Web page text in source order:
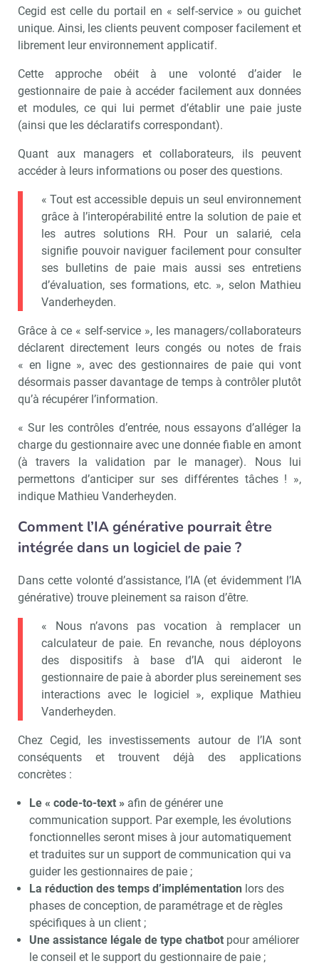
Cegid est celle du portail en « self-service » ou guichet
unique. Ainsi, les clients peuvent composer facilement et
librement leur environnement applicatif.
Cette approche obéit à une volonté d’aider le
gestionnaire de paie à accéder facilement aux données
et modules, ce qui lui permet d’établir une paie juste
(ainsi que les déclaratifs correspondant).
Quant aux managers et collaborateurs, ils peuvent
accéder à leurs informations ou poser des questions.
« Tout est accessible depuis un seul environnement
grâce à l’interopérabilité entre la solution de paie et
les autres solutions RH. Pour un salarié, cela
signifie pouvoir naviguer facilement pour consulter
ses bulletins de paie mais aussi ses entretiens
d’évaluation, ses formations, etc. », selon Mathieu
Vanderheyden.
Grâce à ce « self-service », les managers/collaborateurs
déclarent directement leurs congés ou notes de frais
« en ligne », avec des gestionnaires de paie qui vont
désormais passer davantage de temps à contrôler plutôt
qu’à récupérer l’information.
« Sur les contrôles d’entrée, nous essayons d’alléger la
charge du gestionnaire avec une donnée fiable en amont
(à travers la validation par le manager). Nous lui
permettons d’anticiper sur ses différentes tâches ! »,
indique Mathieu Vanderheyden.
Comment l’IA générative pourrait être
intégrée dans un logiciel de paie ?
Dans cette volonté d’assistance, l’IA (et évidemment l’IA
générative) trouve pleinement sa raison d’être.
« Nous n’avons pas vocation à remplacer un
calculateur de paie. En revanche, nous déployons
des dispositifs à base d’IA qui aideront le
gestionnaire de paie à aborder plus sereinement ses
interactions avec le logiciel », explique Mathieu
Vanderheyden.
Chez Cegid, les investissements autour de l’IA sont
conséquents et trouvent déjà des applications
concrètes :
Le « code-to-text » afin de générer une
communication support. Par exemple, les évolutions
fonctionnelles seront mises à jour automatiquement
et traduites sur un support de communication qui va
guider les gestionnaires de paie ;
La réduction des temps d’implémentation lors des
phases de conception, de paramétrage et de règles
spécifiques à un client ;
Une assistance légale de type chatbotpour améliorer
le conseil et le support du gestionnaire de paie ;
Recevoir RH Matin
Valider
Non merci, je reçois déjà
!
Je déciderai plus
tard